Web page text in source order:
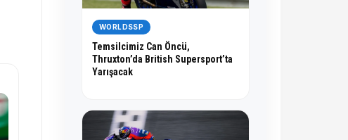
WORLDSSP
Temsilcimiz Can Öncü,
Thruxton’da British Supersport’ta
Yarışacak